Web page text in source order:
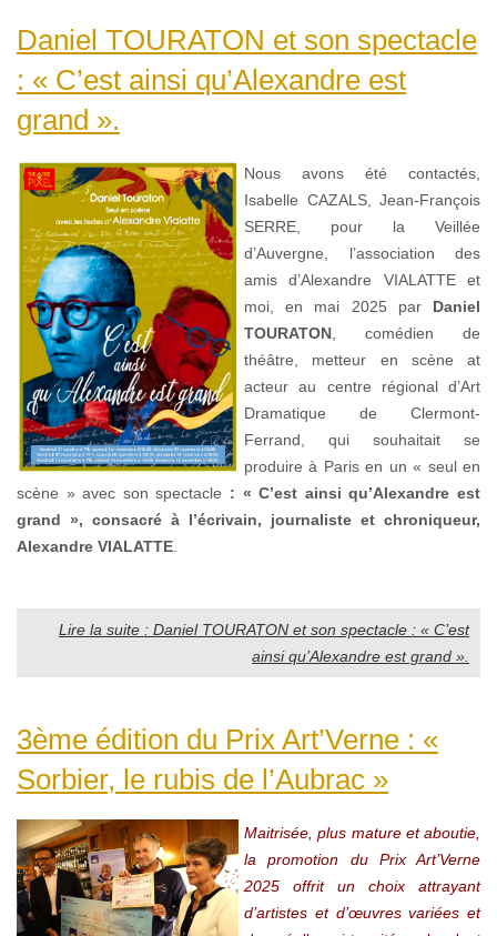
Daniel TOURATON et son spectacle
: « C’est ainsi qu’Alexandre est
grand ».
Nous avons été contactés,
Isabelle CAZALS, Jean-François
SERRE, pour la Veillée
d’Auvergne, l’association des
amis d’Alexandre VIALATTE et
moi, en mai 2025 par Daniel
TOURATON , comédien de
théâtre, metteur en scène at
acteur au centre régional d’Art
Dramatique de Clermont-
Ferrand, qui souhaitait se
produire à Paris en un « seul en
scène » avec son spectacle : « C’est ainsi qu’Alexandre est
grand », consacré à l’écrivain, journaliste et chroniqueur,
Alexandre VIALATTE
Lire la suite : Daniel TOURATON et son spectacle : « C’est
ainsi qu’Alexandre est grand ».
3ème édition du Prix Art’Verne : «
Sorbier, le rubis de l’Aubrac »
Maitrisée, plus mature et aboutie,
la promotion du Prix Art’Verne
2025 offrit un choix attrayant
d’artistes et d’œuvres variées et